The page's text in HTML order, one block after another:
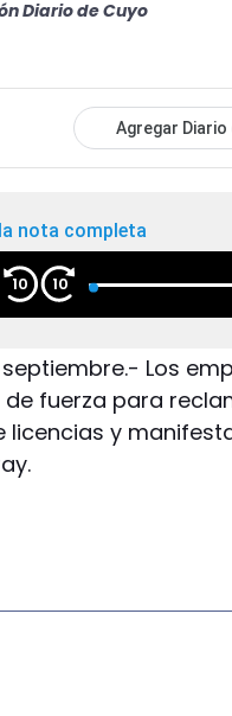
Diario de Cuyo
Agregar Diario
nota completa
10 10
Los
fuerza para
licencias y